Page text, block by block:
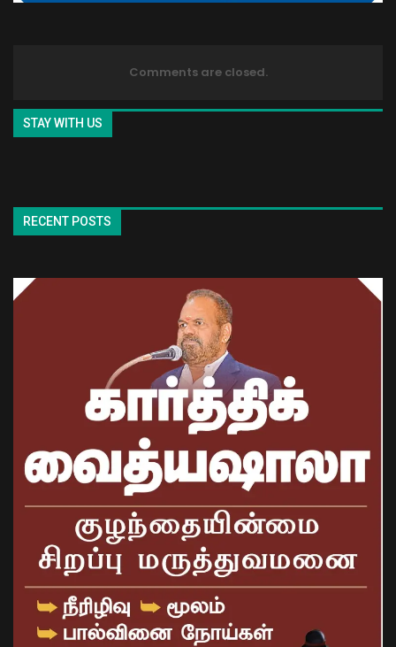
Comments are closed.
STAY WITH US
RECENT POSTS